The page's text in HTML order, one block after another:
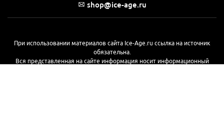
shop@ice-age.ru
При использовании материалов сайта Ice-Age.ru ссылка на источник
обязательна.
Вся представленная на сайте информация носит информационный